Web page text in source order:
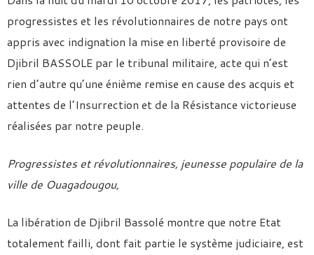
progressistes et les révolutionnaires de notre pays ont
appris avec indignation la mise en liberté provisoire de
Djibril BASSOLE par le tribunal militaire, acte qui n’est
rien d’autre qu’une énième remise en cause des acquis et
attentes de l’Insurrection et de la Résistance victorieuse
réalisées par notre peuple.
Progressistes et révolutionnaires, jeunesse populaire de la
ville de Ouagadougou,
La libération de Djibril Bassolé montre que notre Etat
totalement failli, dont fait partie le système judiciaire, est